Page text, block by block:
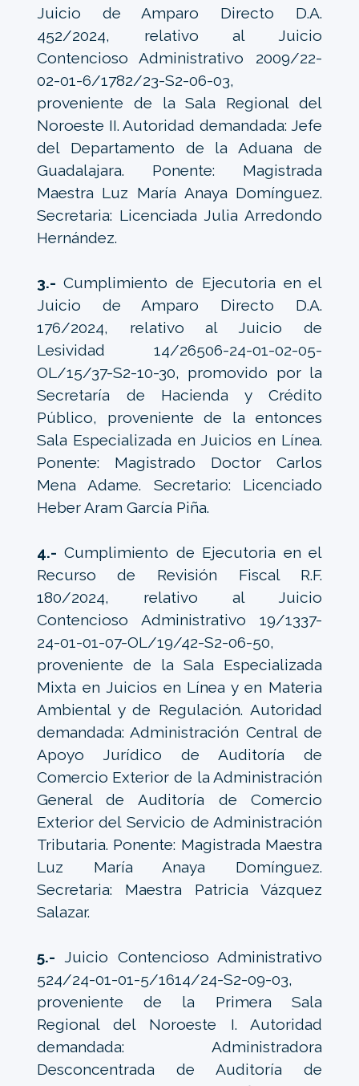
Juicio de Amparo Directo D.A.
452/2024, relativo al Juicio
Contencioso Administrativo 2009/22-
02-01-6/1782/23-S2-06-03,
proveniente de la Sala Regional del
Noroeste II. Autoridad demandada: Jefe
del Departamento de la Aduana de
Guadalajara. Ponente: Magistrada
Maestra Luz María Anaya Domínguez.
Secretaria: Licenciada Julia Arredondo
Hernández.
3.-Cumplimiento de Ejecutoria en el
Juicio de Amparo Directo D.A.
176/2024, relativo al Juicio de
Lesividad 14/26506-24-01-02-05-
OL/15/37-S2-10-30, promovido por la
Secretaría de Hacienda y Crédito
Público, proveniente de la entonces
Sala Especializada en Juicios en Línea.
Ponente: Magistrado Doctor Carlos
Mena Adame. Secretario: Licenciado
Heber Aram García Piña.
4.-Cumplimiento de Ejecutoria en el
Recurso de Revisión Fiscal R.F.
180/2024, relativo al Juicio
Contencioso Administrativo 19/1337-
24-01-01-07-OL/19/42-S2-06-50,
proveniente de la Sala Especializada
Mixta en Juicios en Línea y en Materia
Ambiental y de Regulación. Autoridad
demandada: Administración Central de
Apoyo Jurídico de Auditoría de
Comercio Exterior de la Administración
General de Auditoría de Comercio
Exterior del Servicio de Administración
Tributaria. Ponente: Magistrada Maestra
Luz María Anaya Domínguez.
Secretaria: Maestra Patricia Vázquez
Salazar.
5.- Juicio Contencioso Administrativo
524/24-01-01-5/1614/24-S2-09-03,
proveniente de la Primera Sala
Regional del Noroeste I. Autoridad
demandada: Administradora
Desconcentrada de Auditoría de